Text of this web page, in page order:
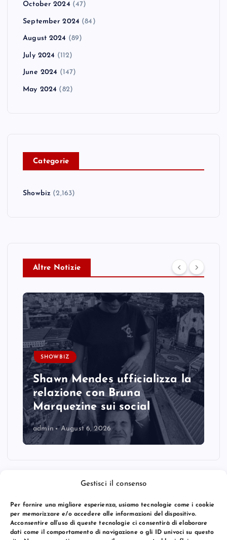
Gestisci il consenso
Per fornire una migliore esperienza, usiamo tecnologie come i cookie
per memorizzare e/o accedere alle informazioni del dispositivo.
Acconsentire all’uso di queste tecnologie ci consentirà di elaborare
dati come il comportamento di navigazione o gli ID univoci su questo
October 2024 (47)
September 2024 (84)
August 2024 (89)
July 2024 (112)
June 2024 (147)
May 2024 (82)
Categorie
Showbiz (2,163)
Altre Notizie
SHOWBIZ
Shawn Mendes ufficializza la
relazione con Bruna
Marquezine sui social
admin August 6, 2026